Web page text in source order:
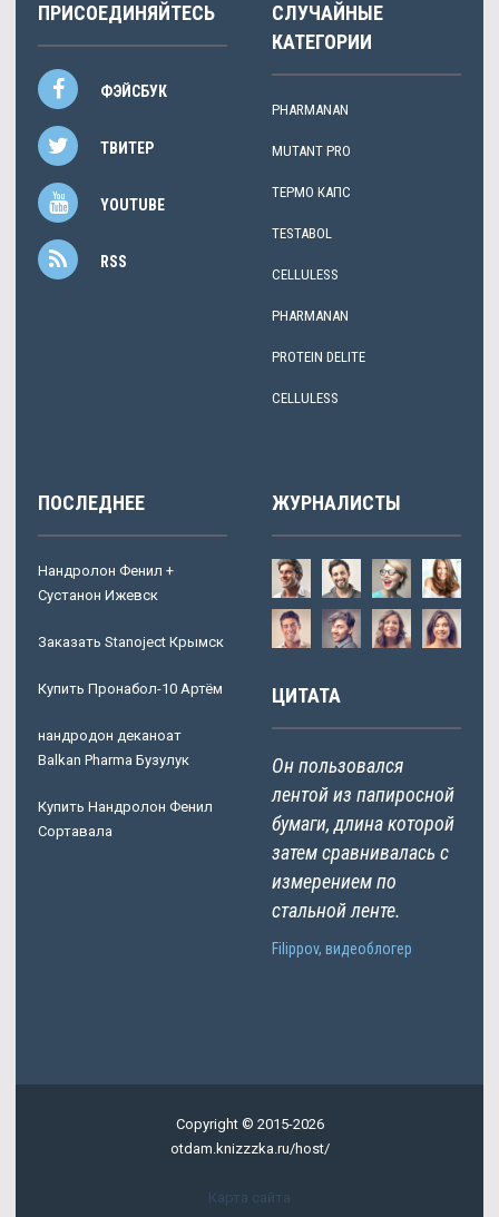
ПРИСОЕДИНЯЙТЕСЬ
ФЭЙСБУК
ТВИТЕР
YOUTUBE
RSS
СЛУЧАЙНЫЕ
КАТЕГОРИИ
PHARMANAN
MUTANT PRO
ТЕРМО КАПС
TESTABOL
CELLULESS
PHARMANAN
PROTEIN DELITE
CELLULESS
ПОСЛЕДНЕЕ
Нандролон Фенил +
Сустанон Ижевск
Заказать Stanoject Крымск
Купить Пронабол-10 Артём
нандродон деканоат
Balkan Pharma Бузулук
Купить Нандролон Фенил
Сортавала
ЖУРНАЛИСТЫ
ЦИТАТА
Он пользовался
лентой из папиросной
бумаги, длина которой
затем сравнивалась с
измерением по
стальной ленте.
Filippov, видеоблогер
Copyright © 2015-2026
otdam.knizzzka.ru/host/
Карта сайта